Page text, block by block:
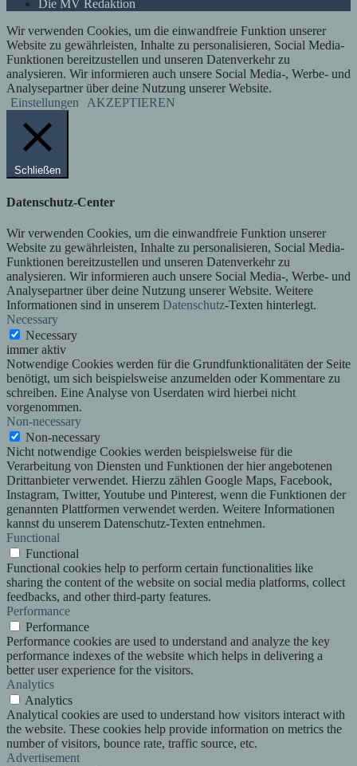
Die MV Redaktion
Wir verwenden Cookies, um die einwandfreie Funktion unserer
Website zu gewährleisten, Inhalte zu personalisieren, Social Media-
Funktionen bereitzustellen und unseren Datenverkehr zu
analysieren. Wir informieren auch unsere Social Media-, Werbe- und
Analysepartner über deine Nutzung unserer Website.
Einstellungen
AKZEPTIEREN
Schließen
Datenschutz-Center
Wir verwenden Cookies, um die einwandfreie Funktion unserer
Website zu gewährleisten, Inhalte zu personalisieren, Social Media-
Funktionen bereitzustellen und unseren Datenverkehr zu
analysieren. Wir informieren auch unsere Social Media-, Werbe- und
Analysepartner über deine Nutzung unserer Website. Weitere
Informationen sind in unserem Datenschutz-Texten hinterlegt.
Necessary
Necessary
immer aktiv
Notwendige Cookies werden für die Grundfunktionalitäten der Seite
benötigt, um sich beispielsweise anzumelden oder Kommentare zu
schreiben. Eine Analyse von Userdaten wird hierbei nicht
vorgenommen.
Non-necessary
Non-necessary
Nicht notwendige Cookies werden beispielsweise für die
Verarbeitung von Diensten und Funktionen der hier angebotenen
Drittanbieter verwendet. Hierzu zählen Google Maps, Facebook,
Instagram, Twitter, Youtube und Pinterest, wenn die Funktionen der
genannten Plattformen verwendet werden. Weitere Informationen
kannst du unserem Datenschutz-Texten entnehmen.
Functional
Functional
Functional cookies help to perform certain functionalities like
sharing the content of the website on social media platforms, collect
feedbacks, and other third-party features.
Performance
Performance
Performance cookies are used to understand and analyze the key
performance indexes of the website which helps in delivering a
better user experience for the visitors.
Analytics
Analytics
Analytical cookies are used to understand how visitors interact with
the website. These cookies help provide information on metrics the
number of visitors, bounce rate, traffic source, etc.
Advertisement